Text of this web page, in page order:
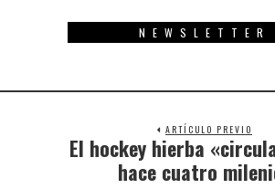
NEWSLETTER
ARTÍCULO PREVIO
Previous
El hockey hierba
hace cuatro